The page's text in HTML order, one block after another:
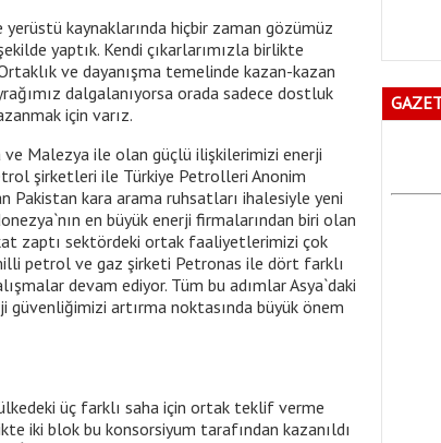
kaynaklarında hiçbir zaman gözümüz
yaptık. Kendi çıkarlarımızla birlikte
ve dayanışma temelinde kazan-kazan
dalgalanıyorsa orada sadece dostluk
için varız.
ve Malezya ile olan güçlü ilişkilerimizi enerji
şirketleri ile Türkiye Petrolleri Anonim
Pakistan kara arama ruhsatları ihalesiyle yeni
en büyük enerji firmalarından biri olan
zaptı sektördeki ortak faaliyetlerimizi çok
petrol ve gaz şirketi Petronas ile dört farklı
devam ediyor. Tüm bu adımlar Asya`daki
güvenliğimizi artırma noktasında büyük önem
üç farklı saha için ortak teklif verme
iki blok bu konsorsiyum tarafından kazanıldı